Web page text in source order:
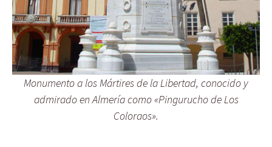
Monumento a los Mártires de la Libertad, conocido y
admirado en Almería como «Pingurucho de Los
Coloraos».